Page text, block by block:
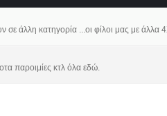
σε άλλη κατηγορία ...οι φίλοι μας με άλλα
παροιμίες κτλ όλα εδώ.